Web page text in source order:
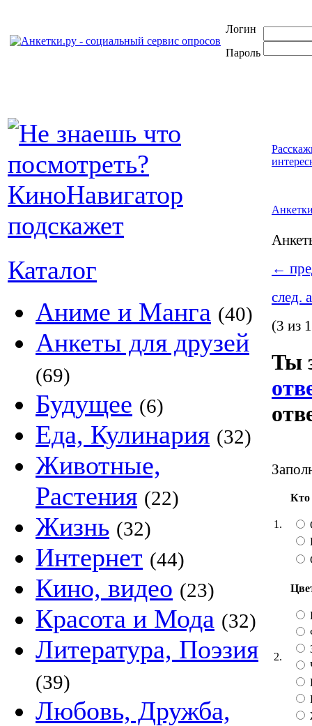
Логин
Пароль
Каталог
Аниме и Манга (40)
Анкеты для друзей
(69)
Будущее (6)
Еда, Кулинария (32)
Животные,
Растения (22)
Жизнь (32)
Интернет (44)
Кино, видео (23)
Красота и Мода (32)
Литература, Поэзия
(39)
Любовь, Дружба,
←
след.
(3 из
Ты
1.
Кто
2.